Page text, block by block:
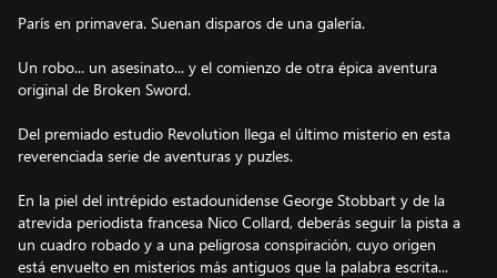
París en primavera. Suenan disparos de una galería.
Un robo... un asesinato... y el comienzo de otra épica aventura
original de Broken Sword.
Del premiado estudio Revolution llega el último misterio en esta
reverenciada serie de aventuras y puzles.
En la piel del intrépido estadounidense George Stobbart y de la
atrevida periodista francesa Nico Collard, deberás seguir la pista a
un cuadro robado y a una peligrosa conspiración, cuyo origen
está envuelto en misterios más antiguos que la palabra escrita...